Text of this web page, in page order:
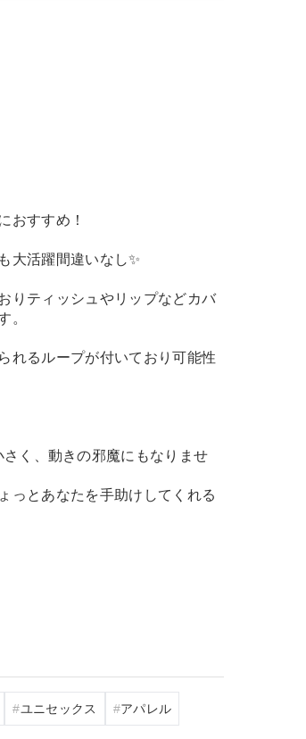
おすすめ！
大活躍間違いなし✨
りティッシュやリップなどカバ
。
れるループが付いており可能性
く、動きの邪魔にもなりませ
っとあなたを手助けしてくれる
ユニセックス アパレル